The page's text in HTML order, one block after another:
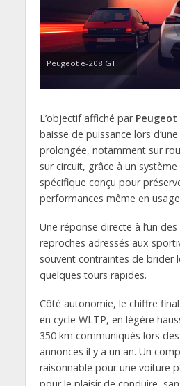
Peugeot e-208 GTi
L’objectif affiché par Peugeot
baisse de puissance lors
prolongée, notamment sur
sur circuit, grâce à un
spécifique conçu pour
performances même en
Une réponse directe à l’un
reproches adressés aux
souvent contraintes de brider
quelques tours rapides.
Côté autonomie, le chiffre final
en cycle WLTP, en légère
350 km communiqués lors
annonces il y a un an. Un
raisonnable pour une voiture